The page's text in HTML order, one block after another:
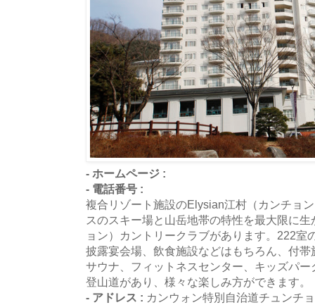
- ホームページ :
- 電話番号 :
複合リゾート施設のElysian江村（カンチョ
スのスキー場と山岳地帯の特性を最大限に
ョン）カントリークラブがあります。222室
披露宴会場、飲食施設などはもちろん、付
サウナ、フィットネスセンター、キッズパ
登山道があり、様々な楽しみ方ができます。
- アドレス : カンウォン特別自治道チュンチ